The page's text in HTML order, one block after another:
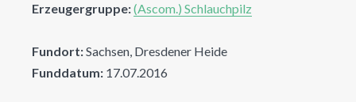
Erzeugergruppe:(Ascom.) Schlauchpilz
Fundort:Sachsen, Dresdener Heide
Funddatum: 17.07.2016